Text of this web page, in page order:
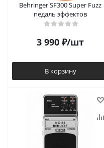
Behringer SF300 Super Fuzz
педаль эффектов
3 990 ₽/шт
В корзину